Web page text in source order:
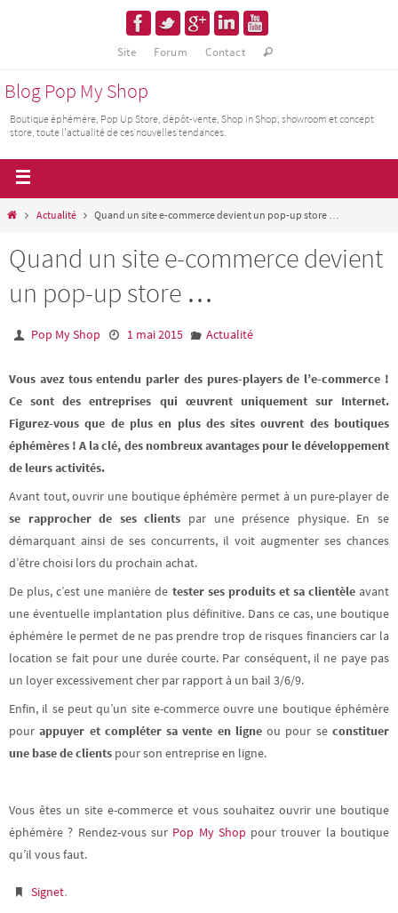
Site Forum Contact
Blog Pop My Shop
Boutique éphémère, Pop Up Store, dépôt-vente, Shop in Shop, showroom et concept
store, toute l'actualité de ces nouvelles tendances.
Actualité Quand un site e-commerce devient un pop-up store …
Quand un site e-commerce devient
un pop-up store …
Pop My Shop 1 mai 2015 Actualité
Vous avez tous entendu parler des pures-players de l’e-commerce !
Ce sont des entreprises qui œuvrent uniquement sur Internet.
Figurez-vous que de plus en plus des sites ouvrent des boutiques
éphémères ! A la clé, des nombreux avantages pour le développement
de leurs activités.
Avant tout, ouvrir une boutique éphémère permet à un pure-player de
se rapprocher de ses clients par une présence physique. En se
démarquant ainsi de ses concurrents, il voit augmenter ses chances
d’être choisi lors du prochain achat.
De plus, c’est une manière de tester ses produits et sa clientèleavant
une éventuelle implantation plus définitive. Dans ce cas, une boutique
éphémère le permet de ne pas prendre trop de risques financiers car la
location se fait pour une durée courte. Par conséquent, il ne paye pas
un loyer excessivement cher par rapport à un bail 3/6/9.
Enfin, il se peut qu’un site e-commerce ouvre une boutique éphémère
pourappuyer et compléter sa vente en ligneou pour seconstituer
une base de clients pour son entreprise en ligne.
Vous êtes un site e-commerce et vous souhaitez ouvrir une boutique
éphémère ? Rendez-vous sur Pop My Shop pour trouver la boutique
qu’il vous faut.
Signet.